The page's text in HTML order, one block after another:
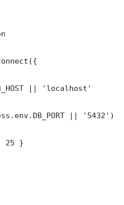
|| 'localhost'
|| '5432')
25 }